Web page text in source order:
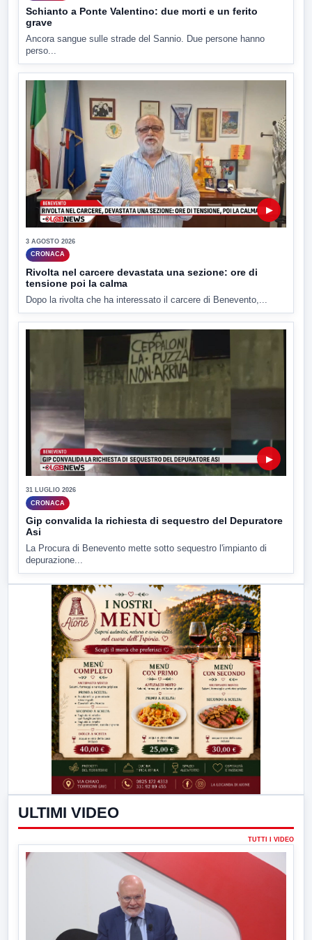
Schianto a Ponte Valentino: due morti e un ferito
grave
Ancora sangue sulle strade del Sannio. Due persone hanno
perso...
▶
3 AGOSTO 2026
CRONACA
Rivolta nel carcere devastata una sezione: ore di
tensione poi la calma
Dopo la rivolta che ha interessato il carcere di Benevento,...
▶
31 LUGLIO 2026
CRONACA
Gip convalida la richiesta di sequestro del Depuratore
Asi
La Procura di Benevento mette sotto sequestro l'impianto di
depurazione...
ULTIMI VIDEO
TUTTI I VIDEO